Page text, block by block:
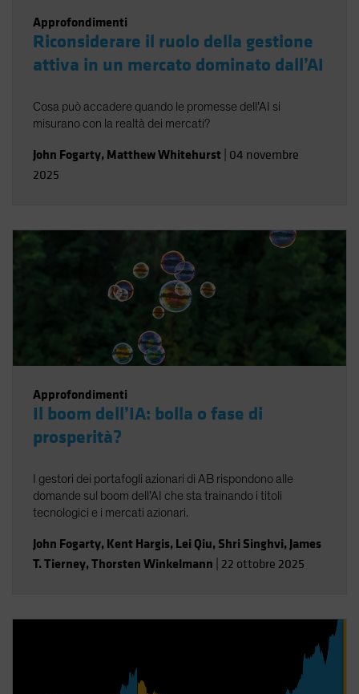
Approfondimenti
Riconsiderare il ruolo della gestione
attiva in un mercato dominato dall’AI
Cosa può accadere quando le promesse dell’AI si
misurano con la realtà dei mercati?
John Fogarty, Matthew Whitehurst 04 novembre
2025
Approfondimenti
Il boom dell’IA: bolla o fase di
prosperità?
I gestori dei portafogli azionari di AB rispondono alle
domande sul boom dell’AI che sta trainando i titoli
tecnologici e i mercati azionari.
John Fogarty, Kent Hargis, Lei Qiu, Shri Singhvi, James
T. Tierney,Thorsten Winkelmann 22 ottobre 2025